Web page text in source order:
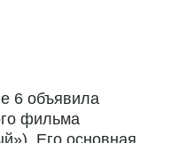
6 объявила
фильма
Его основная